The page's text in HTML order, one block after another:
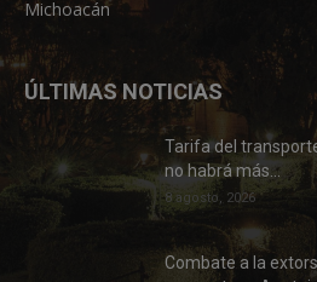
Michoacán
ÚLTIMAS NOTICIAS
Tarifa del
no habrá más...
8 agosto, 2026
Combate a la